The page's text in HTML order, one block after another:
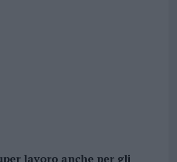
lavoro anche per gli